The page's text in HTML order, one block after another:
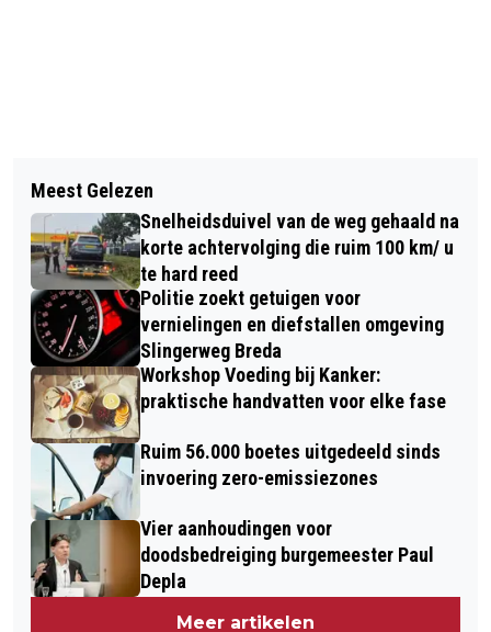
NOVA VAN MIERT WINT IPPON
TROPHY ANTWERP!
JUWELIER TOE WATER IS AL BIJNA 40
JAAR EEN BEGRIP IN BREDA
Meest Gelezen
Snelheidsduivel van de weg gehaald na
korte achtervolging die ruim 100 km/ u
te hard reed
Politie zoekt getuigen voor
vernielingen en diefstallen omgeving
Slingerweg Breda
Workshop Voeding bij Kanker:
praktische handvatten voor elke fase
Ruim 56.000 boetes uitgedeeld sinds
invoering zero-emissiezones
Vier aanhoudingen voor
doodsbedreiging burgemeester Paul
Depla
Meer artikelen